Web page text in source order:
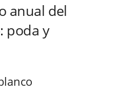
anual del
poda y